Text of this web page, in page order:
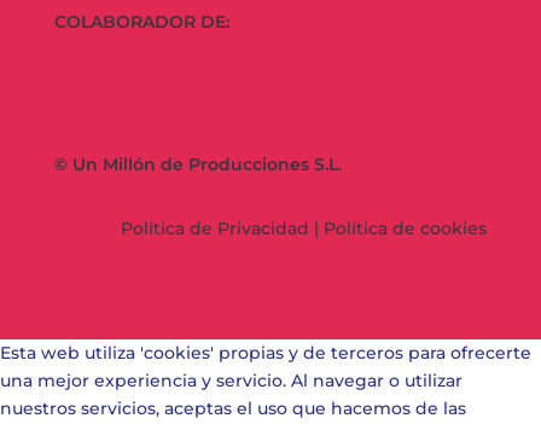
COLABORADOR DE:
© Un Millón de Producciones S.L.
Política de Privacidad | Política de cookies
Esta web utiliza 'cookies' propias y de terceros para ofrecerte
una mejor experiencia y servicio. Al navegar o utilizar
nuestros servicios, aceptas el uso que hacemos de las